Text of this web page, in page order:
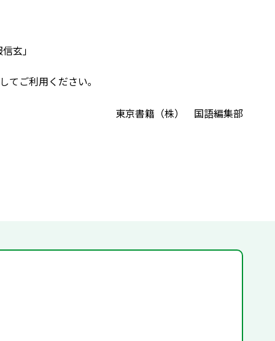
玄」
てご利用ください｡
東京書籍（株） 国語編集部